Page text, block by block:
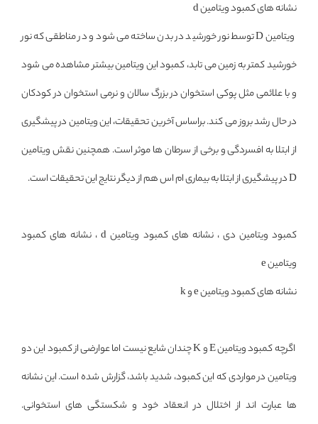
نشانه های کمبود ویتامین d
ویتامین D توسط نور خورشید در بدن ساخته می شود و در مناطقی که نور
خورشید کمتر به زمین می تابد، کمبود این ویتامین بیشتر مشاهده می شود
و با علائمی مثل پوکی استخوان در بزرگ سالان و نرمی استخوان در کودکان
در حال رشد بروز می کند. براساس آخرین تحقیقات، این ویتامین در پیشگیری
از ابتلا به افسردگی و برخی از سرطان ها موثر است. همچنین نقش ویتامین
D در پیشگیری از ابتلا به بیماری ام اس هم از دیگر نتایج این تحقیقات است.
کمبود ویتامین دی ، نشانه های کمبود ویتامین d ، نشانه های کمبود
ویتامین e
نشانه های کمبود ویتامین e و k
اگرچه کمبود ویتامین E و K چندان شایع نیست اما عوارضی از کمبود این دو
ویتامین در مواردی که این کمبود، شدید باشد، گزارش شده است. این نشانه
ها عبارت اند از اختلال در انعقاد خود و شکستگی های استخوانی.